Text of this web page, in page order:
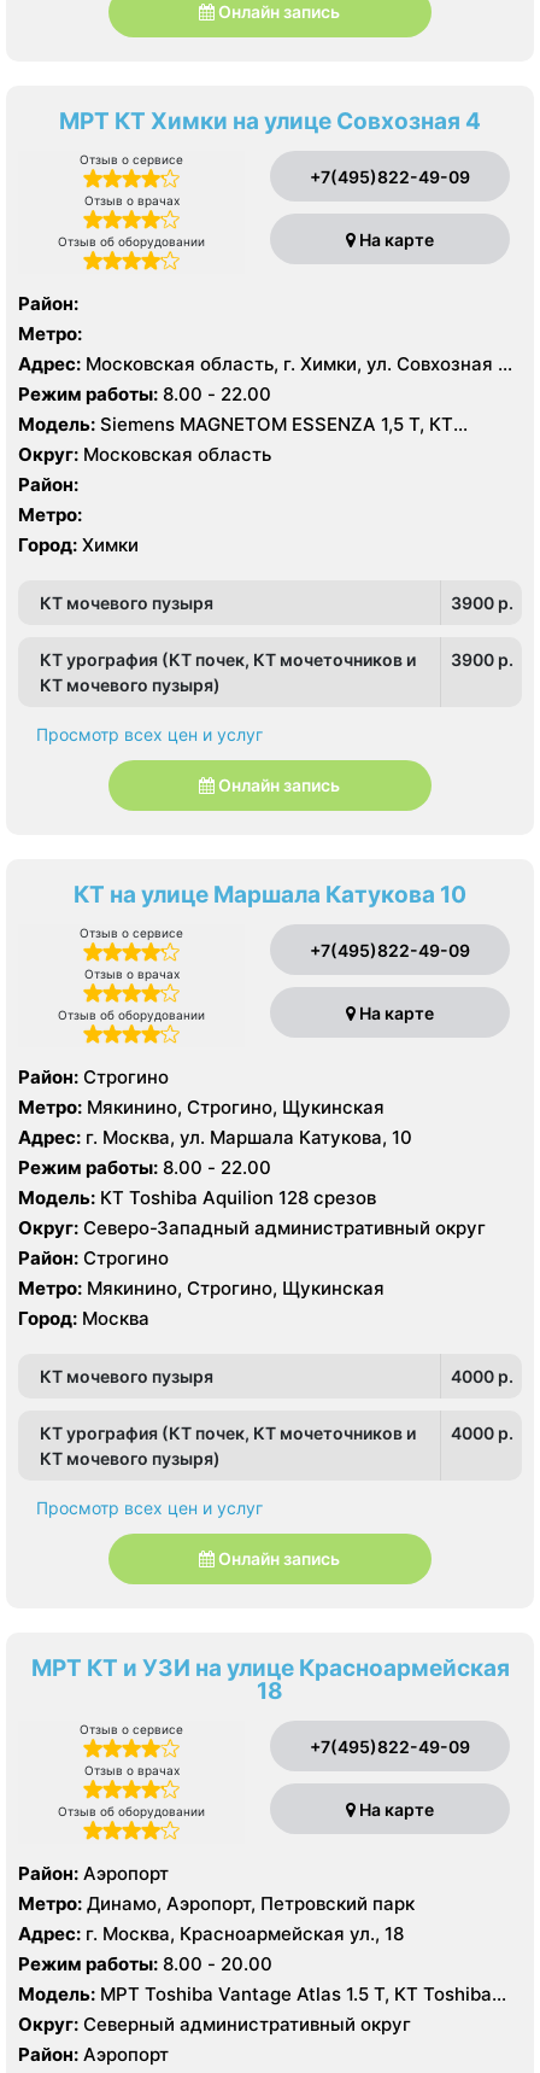
Онлайн запись
МРТ КТ Химки на улице Совхозная 4
Отзыв о сервисе
Отзыв о врачах
Отзыв об оборудовании
+7(495)822-49-09
На карте
Район:
Метро:
Адрес: Московская область, г. Химки, ул. Совхозная 4,
стр 1
Режим работы: 8.00 - 22.00
Модель: Siemens MAGNETOM ESSENZA 1,5 Т, КТ
Siemens Healthineers 64 среза, УЗИ
Округ: Московская область
Район:
Метро:
Город: Химки
КТ мочевого пузыря 3900 p.
КТ урография (КТ почек, КТ мочеточников и
КТ мочевого пузыря)
3900 p.
Просмотр всех цен и услуг
Онлайн запись
КТ на улице Маршала Катукова 10
Отзыв о сервисе
Отзыв о врачах
Отзыв об оборудовании
+7(495)822-49-09
На карте
Район: Строгино
Метро: Мякинино, Строгино, Щукинская
Адрес: г. Москва, ул. Маршала Катукова, 10
Режим работы: 8.00 - 22.00
Модель: КТ Toshiba Aquilion 128 срезов
Округ: Северо-Западный административный округ
Район: Строгино
Метро: Мякинино, Строгино, Щукинская
Город: Москва
КТ мочевого пузыря 4000 p.
КТ урография (КТ почек, КТ мочеточников и
КТ мочевого пузыря)
4000 p.
Просмотр всех цен и услуг
Онлайн запись
МРТ КТ и УЗИ на улице Красноармейская
18
Отзыв о сервисе
Отзыв о врачах
Отзыв об оборудовании
+7(495)822-49-09
На карте
Район: Аэропорт
Метро: Динамо, Аэропорт, Петровский парк
Адрес: г. Москва, Красноармейская ул., 18
Режим работы: 8.00 - 20.00
Модель: МРТ Toshiba Vantage Atlas 1.5 Т, КТ Toshiba
Aquilion 64 среза, УЗИ
Округ: Северный административный округ
Район: Аэропорт